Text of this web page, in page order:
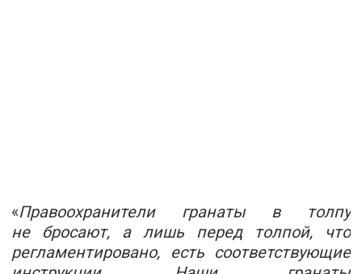
«Правоохранители гранаты в толпу
не бросают, а лишь перед толпой, что
регламентировано, есть соответствующие